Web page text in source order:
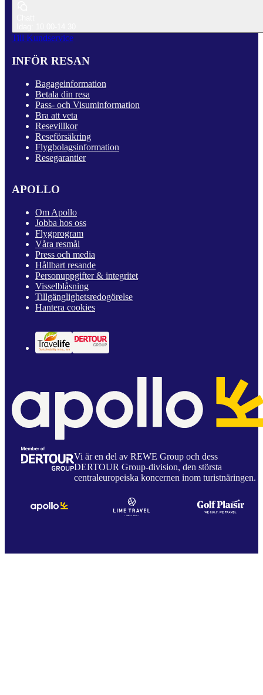
Till Kundservice
INFÖR RESAN
Bagageinformation
Betala din resa
Pass- och Visuminformation
Bra att veta
Resevillkor
Reseförsäkring
Flygbolagsinformation
Resegarantier
APOLLO
Om Apollo
Jobba hos oss
Flygprogram
Våra resmål
Press och media
Hållbart resande
Personuppgifter & integritet
Visselblåsning
Tillgänglighetsredogörelse
Hantera cookies
Vi är en del av REWE Group och dess
DERTOUR Group-division, den största
centraleuropeiska koncernen inom turistnäringen.